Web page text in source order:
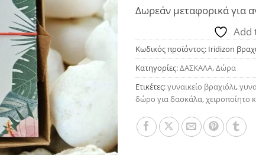
Δωρεάν μεταφορικά για
Add
Κωδικός προϊόντος: Iridizon
Κατηγορίες:ΔΑΣΚΑΛΑ,Δώρα
Ετικέτες:γυναικείο βραχιόλι,
δώρο για δασκάλα,χειροποίητο